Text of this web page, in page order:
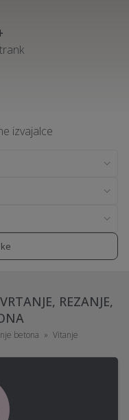
izvajalce
REZANJE,
betona Vitanje